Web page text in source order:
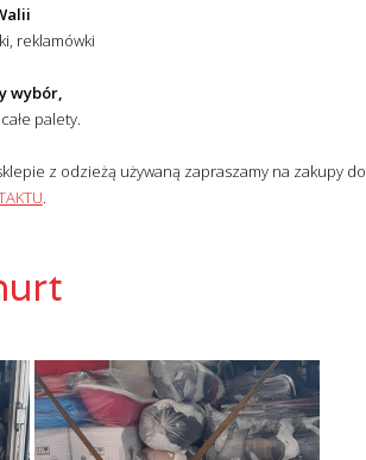
reklamówki
wybór,
palety.
z odzieżą używaną zapraszamy na zakupy do
.